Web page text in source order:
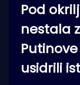
Pod
nestala
usidrili